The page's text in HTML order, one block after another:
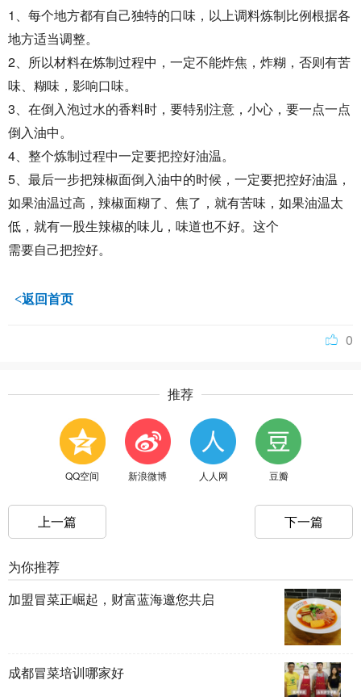
1
、每个地方都有自己独特的口味，以上调料炼制比例根据各
地方适当调整。
2 、所以材料在炼制过程中，一定不能炸焦，炸糊，否则有苦
味、糊味，影响口味。
3 、在倒入泡过水的香料时，要特别注意，小心，要一点一点
倒入油中。
4 、整个炼制过程中一定要把控好油温。
5 、最后一步把辣椒面倒入油中的时候，一定要把控好油温，
如果油温过高，辣椒面糊了、焦了，就有苦味，如果油温太
低，就有一股生辣椒的味儿，味道也不好。这个
需要自己把控好。
<返回首页
0
推荐
QQ空间 新浪微博 人人网 豆瓣
上一篇 下一篇
为你推荐
加盟冒菜正崛起，财富蓝海邀您共启
成都冒菜培训哪家好